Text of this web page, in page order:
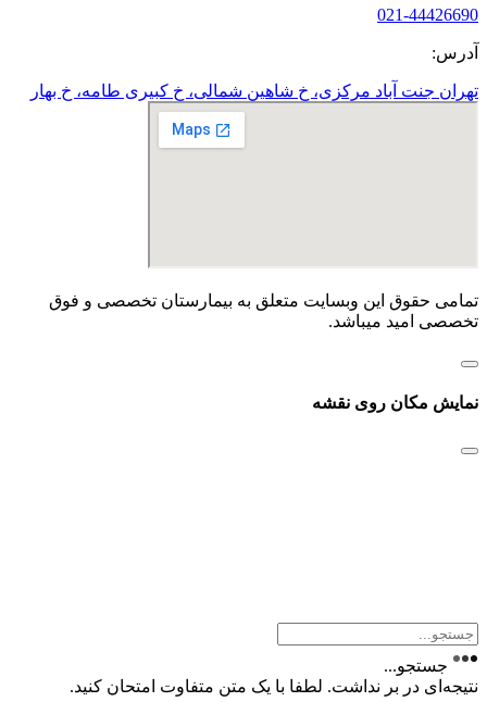
021-44426690
آدرس:
تهران جنت آباد مرکزی، خ شاهین شمالی، خ کبیری طامه، خ بهار
تمامی حقوق این وبسایت متعلق به بیمارستان تخصصی و فوق
تخصصی امید میباشد.
نمایش مکان روی نقشه
جستجو...
نتیجه‌ای در بر نداشت. لطفا با یک متن متفاوت امتحان کنید.